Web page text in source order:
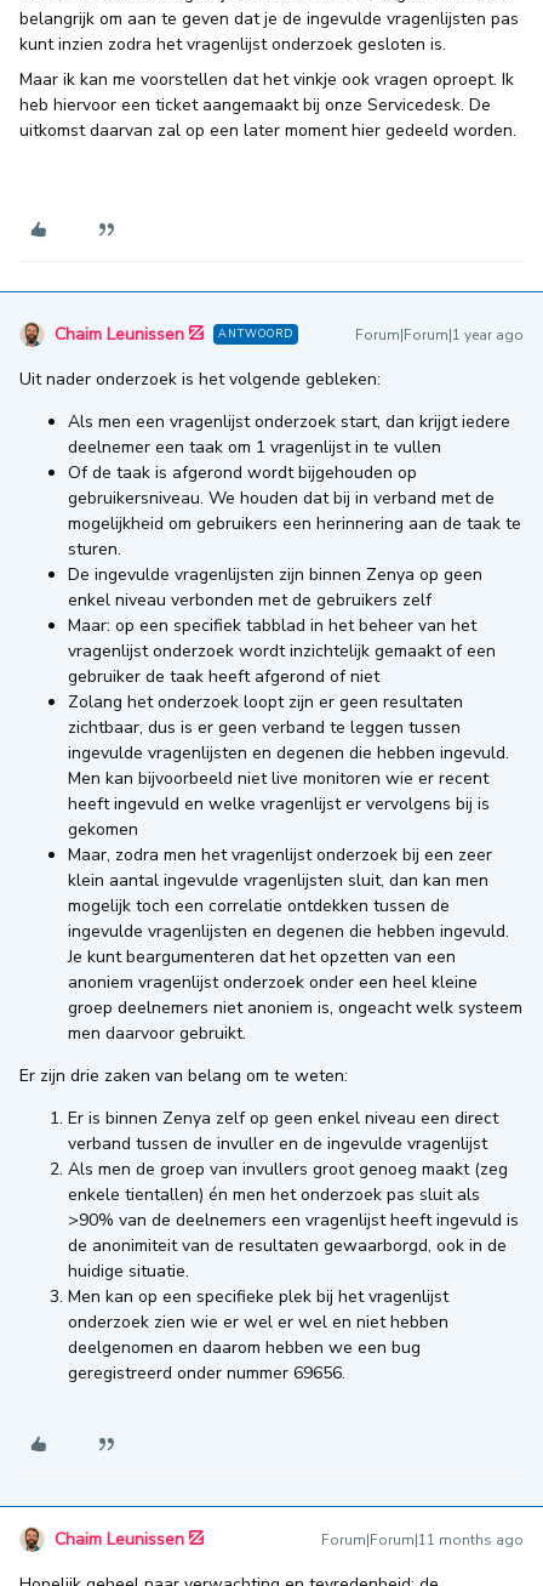
belangrijk om aan te geven dat je de ingevulde vragenlijsten pas
kunt inzien zodra het vragenlijst onderzoek gesloten is.
Maar ik kan me voorstellen dat het vinkje ook vragen oproept. Ik
heb hiervoor een ticket aangemaakt bij onze Servicedesk. De
uitkomst daarvan zal op een later moment hier gedeeld worden.
Chaim Leunissen ANTWOORD Forum|Forum|1 year ago
Uit nader onderzoek is het volgende gebleken:
Als men een vragenlijst onderzoek start, dan krijgt iedere
deelnemer een taak om 1 vragenlijst in te vullen
Of de taak is afgerond wordt bijgehouden op
gebruikersniveau. We houden dat bij in verband met de
mogelijkheid om gebruikers een herinnering aan de taak te
sturen.
De ingevulde vragenlijsten zijn binnen Zenya op geen
enkel niveau verbonden met de gebruikers zelf
Maar: op een specifiek tabblad in het beheer van het
vragenlijst onderzoek wordt inzichtelijk gemaakt of een
gebruiker de taak heeft afgerond of niet
Zolang het onderzoek loopt zijn er geen resultaten
zichtbaar, dus is er geen verband te leggen tussen
ingevulde vragenlijsten en degenen die hebben ingevuld.
Men kan bijvoorbeeld niet live monitoren wie er recent
heeft ingevuld en welke vragenlijst er vervolgens bij is
gekomen
Maar, zodra men het vragenlijst onderzoek bij een zeer
klein aantal ingevulde vragenlijsten sluit, dan kan men
mogelijk toch een correlatie ontdekken tussen de
ingevulde vragenlijsten en degenen die hebben ingevuld.
Je kunt beargumenteren dat het opzetten van een
anoniem vragenlijst onderzoek onder een heel kleine
groep deelnemers niet anoniem is, ongeacht welk systeem
men daarvoor gebruikt.
Er zijn drie zaken van belang om te weten:
Er is binnen Zenya zelf op geen enkel niveau een direct
verband tussen de invuller en de ingevulde vragenlijst
Als men de groep van invullers groot genoeg maakt (zeg
enkele tientallen) én men het onderzoek pas sluit als
>90% van de deelnemers een vragenlijst heeft ingevuld is
de anonimiteit van de resultaten gewaarborgd, ook in de
huidige situatie.
Men kan op een specifieke plek bij het vragenlijst
onderzoek zien wie er wel er wel en niet hebben
deelgenomen en daarom hebben we een bug
geregistreerd onder nummer 69656.
Chaim Leunissen Forum|Forum|11 months ago